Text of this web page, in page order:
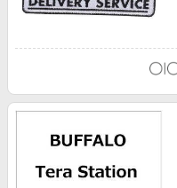
ビジネス・その他サービス